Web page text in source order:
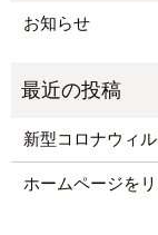
お知らせ
新型コロナウィ
ホームページを